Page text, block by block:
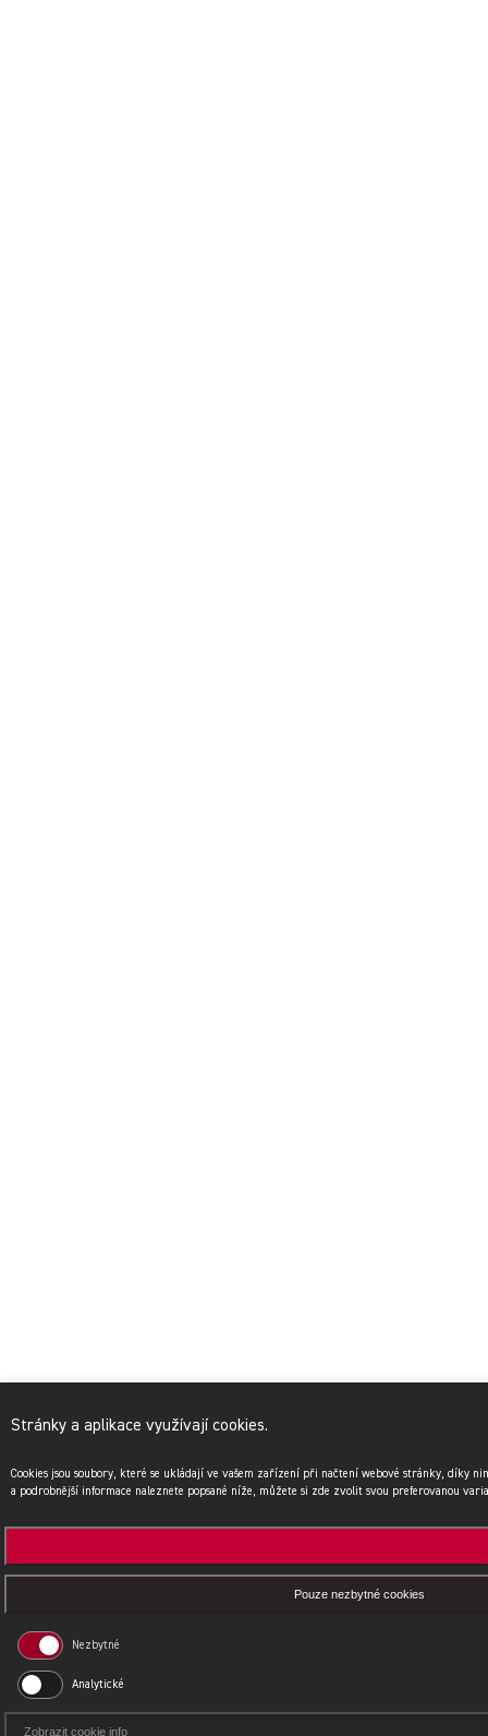
Stránky a aplikace využívají cookies.
Cookies jsou soubory, které se ukládají ve vašem zařízení při načtení webové stránky, díky
a podrobnější informace naleznete popsané níže, můžete si zde zvolit svou preferovanou
Pouze nezbytné cookies
Nezbytné
Analytické
Zobrazit cookie info